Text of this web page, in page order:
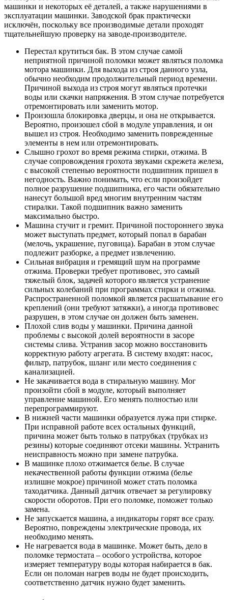
машинки и некоторых её деталей, а также нарушениями в
эксплуатации машинки. Заводской брак практически
исключён, поскольку все производимые детали проходят
тщательнейшую проверку на заводе-производителе.
Перестал крутиться бак. В этом случае самой
неприятной причиной поломки может являться поломка
мотора машинки. Для выхода из строя данного узла,
обычно необходим продолжительный период времени.
Причиной выхода из строя могут являться протечки
воды или скачки напряжения. В этом случае потребуется
отремонтировать или заменить мотор.
Произошла блокировка дверцы, и она не открывается.
Вероятно, произошел сбой в модуле управления, и он
вышел из строя. Необходимо заменить поврежденные
элементы в нем или отремонтировать.
Слышно грохот во время режима стирки, отжима. В
случае сопровождения грохота звуками скрежета железа,
с высокой степенью вероятности подшипник пришел в
негодность. Важно понимать, что если произойдет
полное разрушение подшипника, его части обязательно
нанесут большой вред многим внутренним частям
стиралки. Такой подшипник важно заменить
максимально быстро.
Машина стучит и гремит. Причиной постороннего звука
может выступать предмет, который попал в барабан
(мелочь, украшение, пуговица). Барабан в этом случае
подлежит разборке, а предмет извлечению.
Сильная вибрация и гремящий шум на программе
отжима. Проверки требует противовес, это самый
тяжелый блок, задачей которого является устранение
сильных колебаний при программах стирки и отжима.
Распространенной поломкой является расшатывание его
креплений (они требуют затяжки), а иногда противовес
разрушен, в этом случае он должен быть заменен.
Плохой слив воды у машинки. Причина данной
проблемы с высокой долей вероятности в засоре
системы слива. Устранив засор можно восстановить
корректную работу агрегата. В систему входят: насос,
фильтр, патрубок, шланг или место соединения с
канализацией.
Не закачивается вода в стиральную машину. Мог
произойти сбой в модуле, который выполняет
управление машиной. Его менять полностью или
перепрограммируют.
В нижней части машинки образуется лужа при стирке.
При исправной работе всех остальных функций,
причина может быть только в патрубках (трубках из
резины) которые соединяют отсеки машины. Устранить
неисправность можно при замене патрубка.
В машинке плохо отжимается белье. В случае
некачественной работы функции отжима (белье
излишне мокрое) причиной может стать поломка
таходатчика. Данный датчик отвечает за регулировку
скорости оборотов. При его поломке, поможет только
замена.
Не запускается машина, а индикаторы горят все сразу.
Вероятно, повреждены электрические провода, их
необходимо менять.
Не нагревается вода в машинке. Может быть, дело в
поломке термостата – особого устройства, которое
измеряет температуру воды которая набирается в бак.
Если он поломан нагрев воды не будет происходить,
соответственно датчик нужно будет заменить.